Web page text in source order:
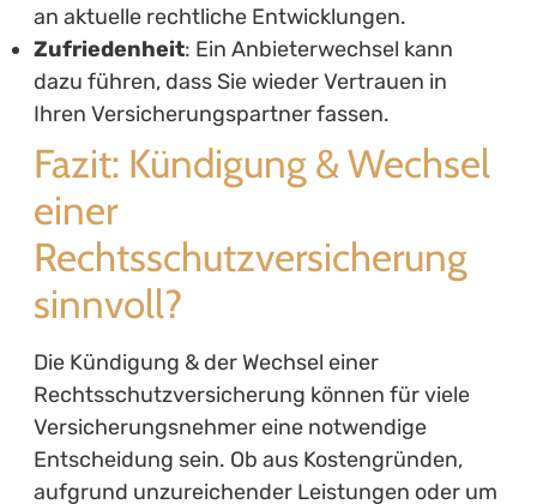
an aktuelle rechtliche Entwicklungen.
Zufriedenheit: Ein Anbieterwechsel kann
dazu führen, dass Sie wieder Vertrauen in
Ihren Versicherungspartner fassen.
Fazit: Kündigung & Wechsel
einer
Rechtsschutzversicherung
sinnvoll?
Die Kündigung & der Wechsel einer
Rechtsschutzversicherung können für viele
Versicherungsnehmer eine notwendige
Entscheidung sein. Ob aus Kostengründen,
aufgrund unzureichender Leistungen oder um